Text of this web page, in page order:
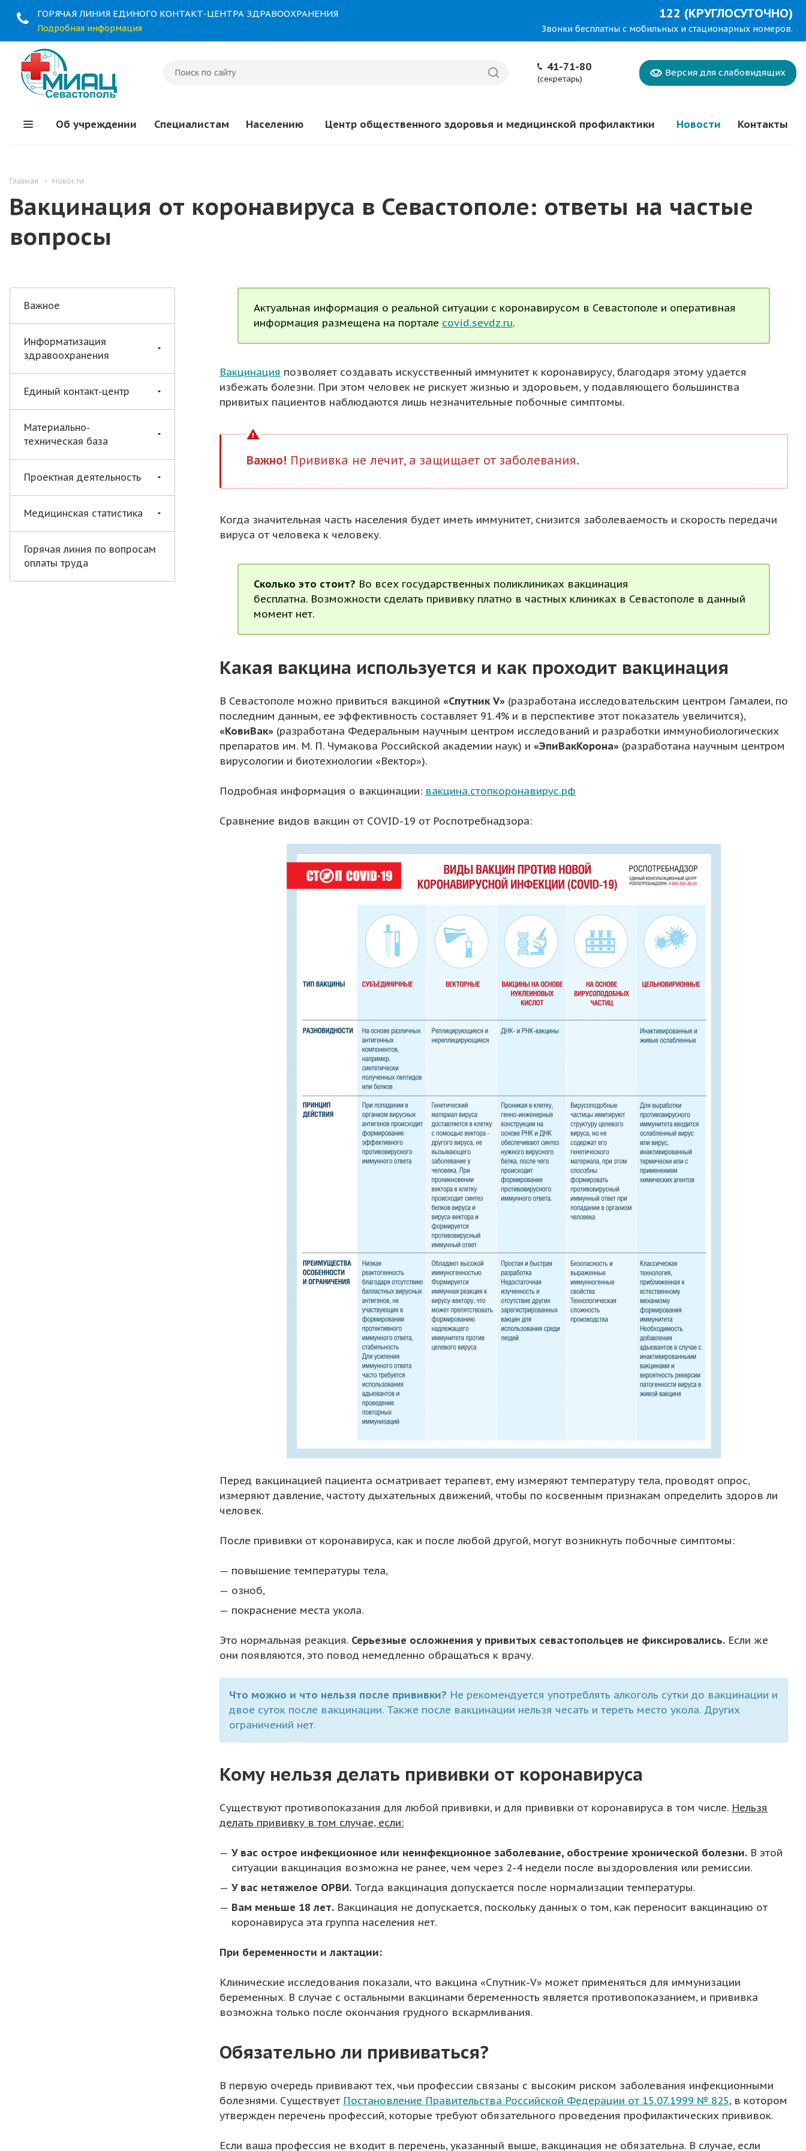
ГОРЯЧАЯ ЛИНИЯ ЕДИНОГО КОНТАКТ-ЦЕНТРА ЗДРАВООХРАНЕНИЯ
Подробная информация
122 (КРУГЛОСУТОЧНО)
Звонки бесплатны с мобильных и стационарных номеров.
41-71-80
(секретарь)
Версия для слабовидящих
Об учреждении Специалистам Населению Центр общественного здоровья и медицинской профилактики Новости Контакты
Главная Новости
Вакцинация от коронавируса в Севастополе: ответы на частые
вопросы
Важное
Информатизация
здравоохранения
Единый контакт-центр
Материально-
техническая база
Проектная деятельность
Медицинская статистика
Горячая линия по вопросам
оплаты труда
Актуальная информация о реальной ситуации с коронавирусом в Севастополе и оперативная
информация размещена на портале covid.sevdz.ru.
Вакцинация позволяет создавать искусственный иммунитет к коронавирусу, благодаря этому удается
избежать болезни. При этом человек не рискует жизнью и здоровьем, у подавляющего большинства
привитых пациентов наблюдаются лишь незначительные побочные симптомы.
Важно! Прививка не лечит, а защищает от заболевания.
Когда значительная часть населения будет иметь иммунитет, снизится заболеваемость и скорость передачи
вируса от человека к человеку.
Сколько это стоит? Во всех государственных поликлиниках вакцинация
бесплатна. Возможности сделать прививку платно в частных клиниках в Севастополе в данный
момент нет.
Какая вакцина используется и как проходит вакцинация
В Севастополе можно привиться вакциной «Спутник V» (разработана исследовательским центром Гамалеи, по
последним данным, ее эффективность составляет 91.4% и в перспективе этот показатель увеличится),
«КовиВак» (разработана Федеральным научным центром исследований и разработки иммунобиологических
препаратов им. М. П. Чумакова Российской академии наук) и «ЭпиВакКорона» (разработана научным центром
вирусологии и биотехнологии «Вектор»).
Подробная информация о вакцинации: вакцина.стопкоронавирус.рф
Сравнение видов вакцин от COVID-19 от Роспотребнадзора:
Перед вакцинацией пациента осматривает терапевт, ему измеряют температуру тела, проводят опрос,
измеряют давление, частоту дыхательных движений, чтобы по косвенным признакам определить здоров ли
человек.
После прививки от коронавируса, как и после любой другой, могут возникнуть побочные симптомы:
повышение температуры тела,
озноб,
покраснение места укола.
Это нормальная реакция. Серьезные осложнения у привитых севастопольцев не фиксировались. Если же
они появляются, это повод немедленно обращаться к врачу.
Что можно и что нельзя после прививки? Не рекомендуется употреблять алкоголь сутки до вакцинации и
двое суток после вакцинации. Также после вакцинации нельзя чесать и тереть место укола. Других
ограничений нет.
Кому нельзя делать прививки от коронавируса
Существуют противопоказания для любой прививки, и для прививки от коронавируса в том числе. Нельзя
делать прививку в том случае, если:
У вас острое инфекционное или неинфекционное заболевание, обострение хронической болезни. В этой
ситуации вакцинация возможна не ранее, чем через 2-4 недели после выздоровления или ремиссии.
У вас нетяжелое ОРВИ. Тогда вакцинация допускается после нормализации температуры.
Вам меньше 18 лет. Вакцинация не допускается, поскольку данных о том, как переносит вакцинацию от
коронавируса эта группа населения нет.
При беременности и лактации:
Клинические исследования показали, что вакцина «Спутник-V» может применяться для иммунизации
беременных. В случае с остальными вакцинами беременность является противопоказанием, и прививка
возможна только после окончания грудного вскармливания.
Обязательно ли прививаться?
В первую очередь прививают тех, чьи профессии связаны с высоким риском заболевания инфекционными
болезнями. Существует Постановление Правительства Российской Федерации от 15.07.1999 № 825, в котором
утвержден перечень профессий, которые требуют обязательного проведения профилактических прививок.
Если ваша профессия не входит в перечень, указанный выше, вакцинация не обязательна. В случае, если